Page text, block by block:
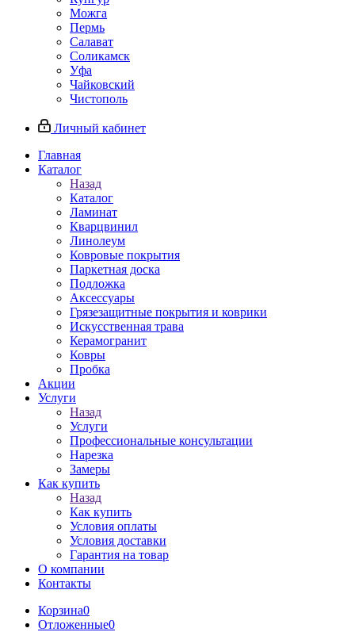
Можга
Пермь
Салават
Соликамск
Уфа
Чайковский
Чистополь
Личный кабинет
Главная
Каталог
Назад
Каталог
Ламинат
Кварцвинил
Линолеум
Ковровые покрытия
Паркетная доска
Подложка
Аксессуары
Грязезащитные покрытия и коврики
Искусственная трава
Керамогранит
Ковры
Пробка
Акции
Услуги
Назад
Услуги
Профессиональные консультации
Нарезка
Замеры
Как купить
Назад
Как купить
Условия оплаты
Условия доставки
Гарантия на товар
О компании
Контакты
Корзина0
Отложенные0